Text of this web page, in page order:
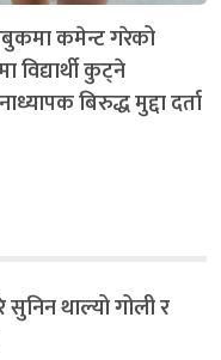
कमेन्ट गरेको
विद्यार्थी कुट्ने
बिरुद्ध मुद्दा दर्ता
थाल्यो गोली र